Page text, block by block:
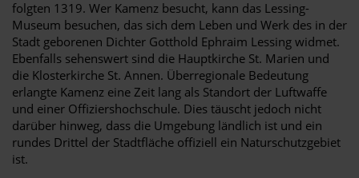
folgten 1319. Wer Kamenz besucht, kann das Lessing-
Museum besuchen, das sich dem Leben und Werk des in der
Stadt geborenen Dichter Gotthold Ephraim Lessing widmet.
Ebenfalls sehenswert sind die Hauptkirche St. Marien und
die Klosterkirche St. Annen. Überregionale Bedeutung
erlangte Kamenz eine Zeit lang als Standort der Luftwaffe
und einer Offiziershochschule. Dies täuscht jedoch nicht
darüber hinweg, dass die Umgebung ländlich ist und ein
rundes Drittel der Stadtfläche offiziell ein Naturschutzgebiet
ist.